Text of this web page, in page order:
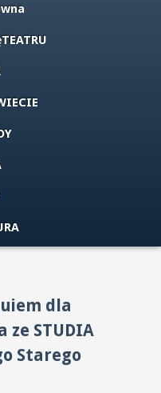
dla
ze STUDIA
Starego